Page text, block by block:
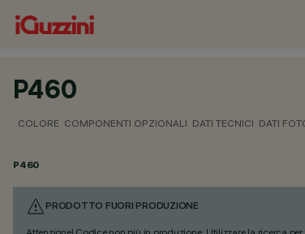
P460
COLORE COMPONENTI OPZIONALI DATI TECNICI DATI
P460
PRODOTTO FUORI PRODUZIONE